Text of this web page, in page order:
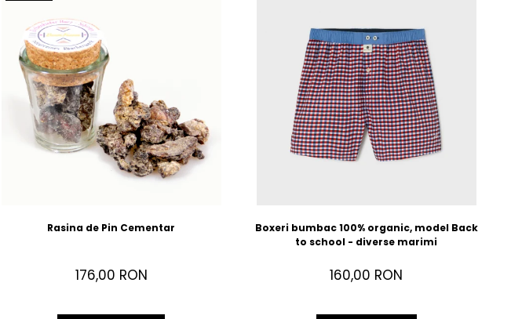
Rasina de Pin Cementar
176,00 RON
Boxeri bumbac 100% organic, model Back
to school - diverse marimi
160,00 RON